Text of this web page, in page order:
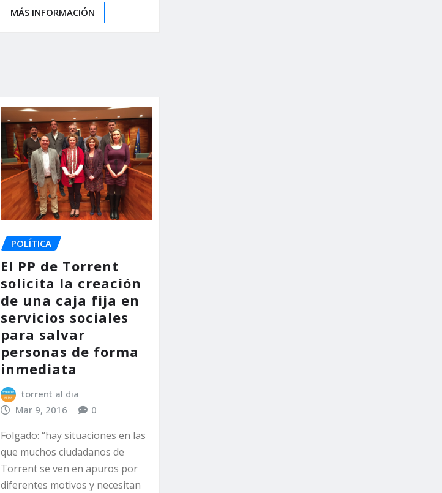
MÁS INFORMACIÓN
POLÍTICA
El PP de Torrent
solicita la creación
de una caja fija en
servicios sociales
para salvar
personas de forma
inmediata
torrent al dia
Mar 9, 2016
0
Folgado: “hay situaciones en las
que muchos ciudadanos de
Torrent se ven en apuros por
diferentes motivos y necesitan